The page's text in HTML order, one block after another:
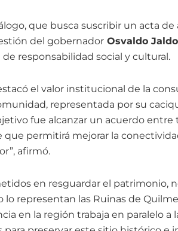
que busca suscribir un acta
del gobernador Osvaldo Jaldo
responsabilidad social y cultural.
el valor institucional de la
representada por su
fue alcanzar un acuerdo entre
permitirá mejorar la
afirmó.
en resguardar el patrimonio,
lo representan las Ruinas de
en la región trabaja en paralelo a